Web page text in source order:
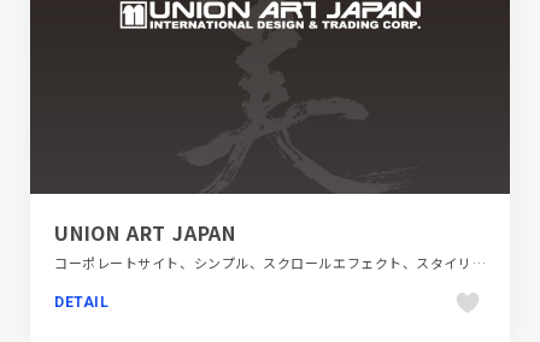
UNION ART JAPAN
コーポレートサイト、シンプル、スクロールエフェクト、スタイリッシュ、フラットデザイン、ブラック系 、ブランド・サービスサイト、ホワイト系、単色・モノクロ、商品紹介、大きめ写真、建設・住宅・不動産
DETAIL